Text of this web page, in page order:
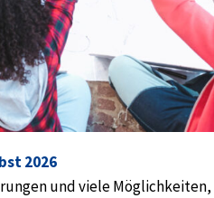
2026
und viele Möglichkeiten,